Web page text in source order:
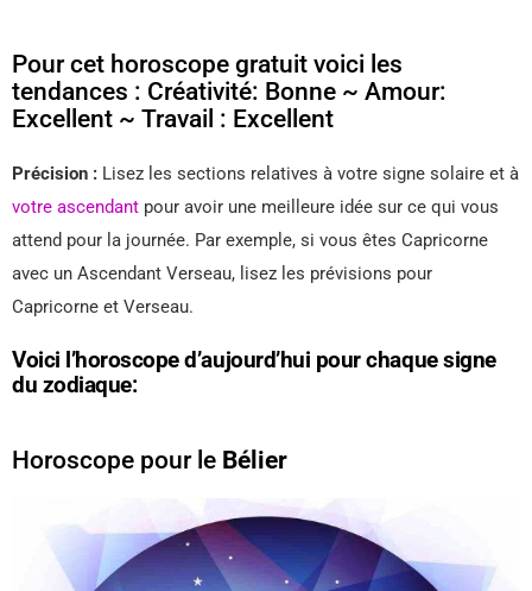
Pour cet horoscope gratuit voici les
tendances : Créativité: Bonne ~ Amour:
Excellent ~ Travail : Excellent
Précision : Lisez les sections relatives à votre signe solaire et à
votre ascendant pour avoir une meilleure idée sur ce qui vous
attend pour la journée. Par exemple, si vous êtes Capricorne
avec un Ascendant Verseau, lisez les prévisions pour
Capricorne et Verseau.
Voici l’horoscope d’aujourd’hui pour chaque signe
du zodiaque:
Horoscope pour le Bélier